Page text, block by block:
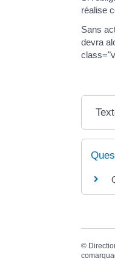
réalise
Sans
devra
©